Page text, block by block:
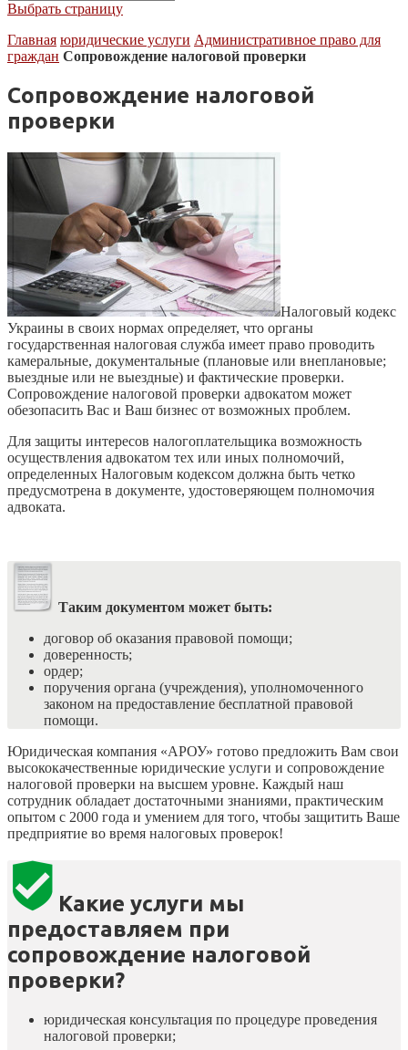
Выбрать страницу
Главная юридические услуги Административное право для
граждан Сопровождение налоговой проверки
Сопровождение налоговой
проверки
Налоговый кодекс
Украины в своих нормах определяет, что органы
государственная налоговая служба имеет право проводить
камеральные, документальные (плановые или внеплановые;
выездные или не выездные) и фактические проверки.
Сопровождение налоговой проверки адвокатом может
обезопасить Вас и Ваш бизнес от возможных проблем.
Для защиты интересов налогоплательщика возможность
осуществления адвокатом тех или иных полномочий,
определенных Налоговым кодексом должна быть четко
предусмотрена в документе, удостоверяющем полномочия
адвоката.
Таким документом может быть:
договор об оказания правовой помощи;
доверенность;
ордер;
поручения органа (учреждения), уполномоченного
законом на предоставление бесплатной правовой
помощи.
Юридическая компания «АРОУ» готово предложить Вам свои
высококачественные юридические услуги и сопровождение
налоговой проверки на высшем уровне. Каждый наш
сотрудник обладает достаточными знаниями, практическим
опытом с 2000 года и умением для того, чтобы защитить Ваше
предприятие во время налоговых проверок!
Какие услуги мы
предоставляем при
сопровождение налоговой
проверки?
юридическая консультация по процедуре проведения
налоговой проверки;